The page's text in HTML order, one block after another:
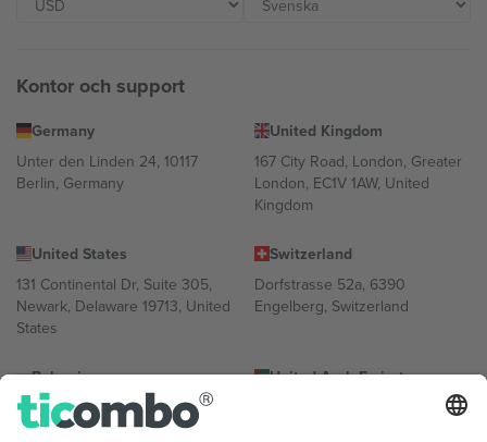
Kontor och support
Germany
Unter den Linden 24, 10117
Berlin, Germany
United Kingdom
167 City Road, London, Greater
London, EC1V 1AW, United
Kingdom
United States
131 Continental Dr, Suite 305,
Newark, Delaware 19713, United
States
Switzerland
Dorfstrasse 52a, 6390
Engelberg, Switzerland
Bulgaria
Regus Sofia City West, bul
Totleben 53-55, 1606 Sofia,
United Arab Emirates
UAE Dubai Silicon Oasis, DDP